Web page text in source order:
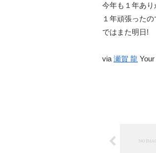
今年も１年あ
１年頑張った
ではまた明日!
via 瀬賀 龍